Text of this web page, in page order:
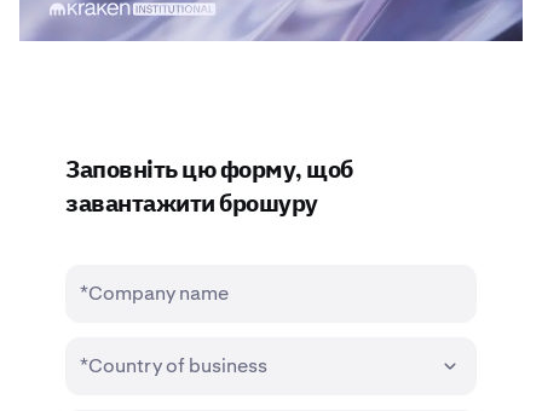
Заповніть цю форму, щоб
завантажити брошуру
*Company name
*Country of business